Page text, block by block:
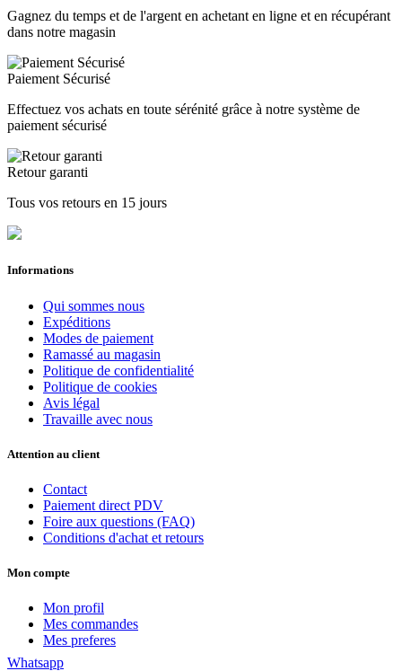
Whatsapp
Gagnez du temps et de l'argent en achetant en ligne et en récupérant
dans notre magasin
Paiement Sécurisé
Effectuez vos achats en toute sérénité grâce à notre système de
paiement sécurisé
Retour garanti
Tous vos retours en 15 jours
Informations
Qui sommes nous
Expéditions
Modes de paiement
Ramassé au magasin
Politique de confidentialité
Politique de cookies
Avis légal
Travaille avec nous
Attention au client
Contact
Paiement direct PDV
Foire aux questions (FAQ)
Conditions d'achat et retours
Mon compte
Mon profil
Mes commandes
Mes preferes